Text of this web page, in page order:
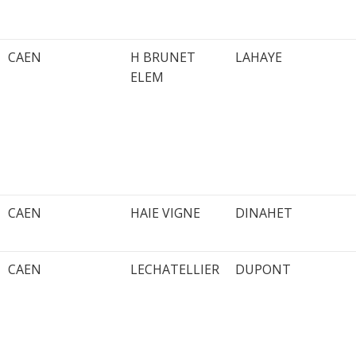
CAEN
H BRUNET
ELEM
LAHAYE
CAEN HAIE VIGNE DINAHET
CAEN LECHATELLIER DUPONT